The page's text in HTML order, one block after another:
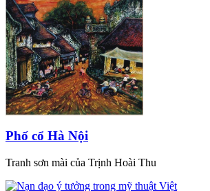
Phố cổ Hà Nội
Tranh sơn mài của Trịnh Hoài Thu